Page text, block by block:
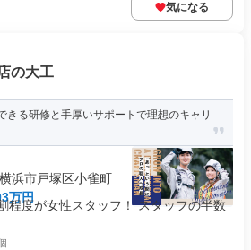
気になる
の大工
きる研修と手厚いサポートで理想のキャリ
浜市戸塚区小雀町
万円
程度が女性スタッフ！ スタッフの半数